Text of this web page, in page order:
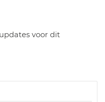
voor dit